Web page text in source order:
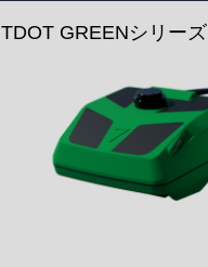
TDOT GREENシリーズ